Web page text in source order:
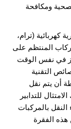
ومكافحة
كهربائية (ترام،
المنتظم على
في نفس الوقت
التقنية
أن يتم نقل
للتدابير
النقل بالمركبات
هذه الفقرة